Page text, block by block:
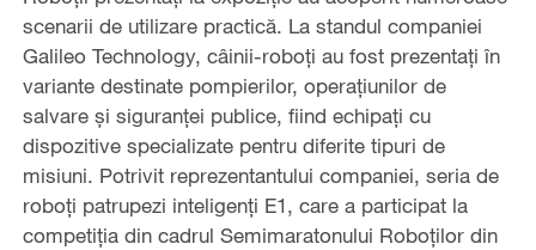
scenarii de utilizare practică. La standul companiei
Galileo Technology, câinii-roboți au fost prezentați în
variante destinate pompierilor, operațiunilor de
salvare și siguranței publice, fiind echipați cu
dispozitive specializate pentru diferite tipuri de
misiuni. Potrivit reprezentantului companiei, seria de
roboți patrupezi inteligenți E1, care a participat la
competiția din cadrul Semimaratonului Roboților din